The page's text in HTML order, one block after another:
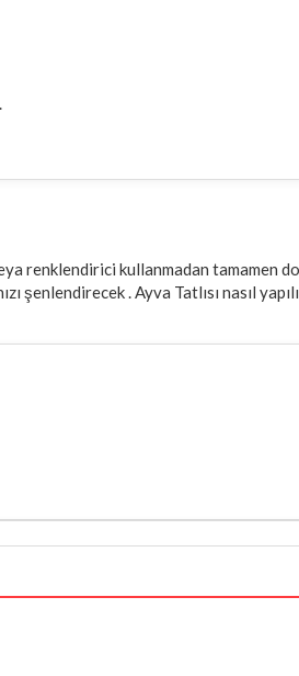
renklendirici kullanmadan tamamen
şenlendirecek . Ayva Tatlısı nasıl